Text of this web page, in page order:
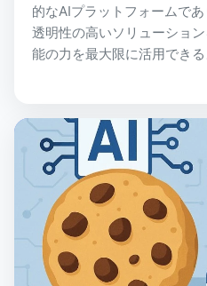
的なAIプラットフォームで
透明性の高いソリューショ
能の力を最大限に活用できる